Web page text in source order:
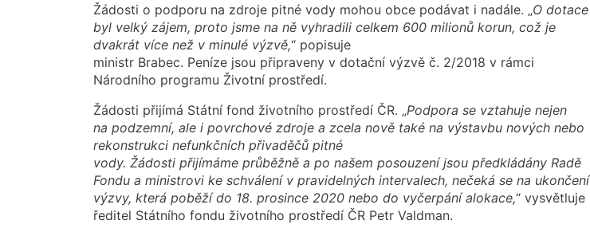
Žádosti o podporu na zdroje pitné vody mohou obce podávat i nadále. „O dotace
byl velký zájem, proto jsme na ně vyhradili celkem 600 milionů korun, což je
dvakrát více než v minulé výzvě,“ popisuje
ministr Brabec. Peníze jsou připraveny v dotační výzvě č. 2/2018 v rámci
Národního programu Životní prostředí.
Žádosti přijímá Státní fond životního prostředí ČR. „Podpora se vztahuje nejen
na podzemní, ale i povrchové zdroje a zcela nově také na výstavbu nových nebo
rekonstrukci nefunkčních přivaděčů pitné
vody. Žádosti přijímáme průběžně a po našem posouzeníjsou předkládány Radě
Fondu a ministrovi ke schválení v pravidelných intervalech, nečeká se na ukončení
výzvy, která poběží do 18. prosince 2020 nebo do vyčerpání alokace,“ vysvětluje
ředitel Státního fondu životního prostředí ČR Petr Valdman.